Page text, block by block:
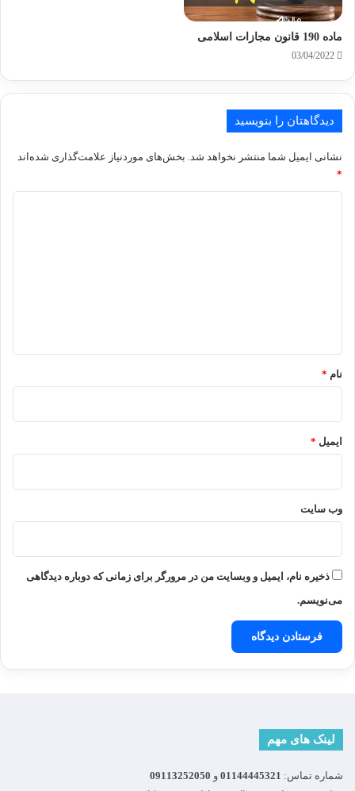
ماده 190 قانون مجازات اسلامی
03/04/2022
دیدگاهتان را بنویسید
نشانی ایمیل شما منتشر نخواهد شد. بخش‌های موردنیاز علامت‌گذاری شده‌اند
*
نام *
ایمیل *
وب‌ سایت
ذخیره نام، ایمیل و وبسایت من در مرورگر برای زمانی که دوباره دیدگاهی
می‌نویسم.
لینک های مهم
شماره تماس: 01144445321 و 09113252050